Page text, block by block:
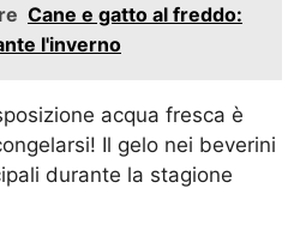
Cane e gatto al freddo:
l'inverno
acqua fresca è
Il gelo nei beverini
durante la stagione